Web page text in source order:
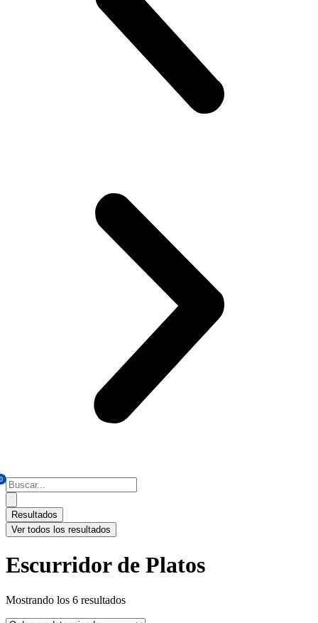
0 Search
...
Resultados
Ver todos los resultados
Escurridor de Platos
Mostrando los 6 resultados